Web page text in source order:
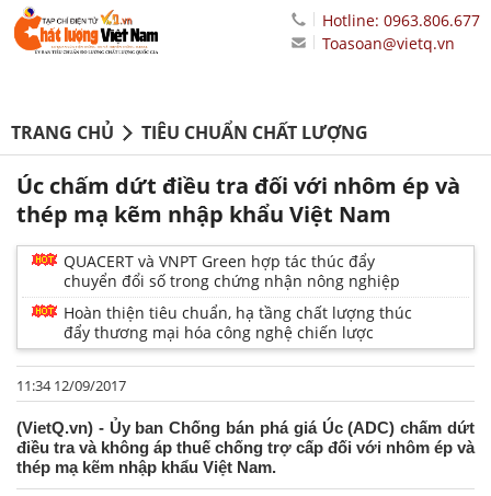
Hotline: 0963.806.677
Toasoan@vietq.vn
TRANG CHỦ TIÊU CHUẨN CHẤT LƯỢNG
Úc chấm dứt điều tra đối với nhôm ép và
thép mạ kẽm nhập khẩu Việt Nam
QUACERT và VNPT Green hợp tác thúc đẩy
chuyển đổi số trong chứng nhận nông nghiệp
Hoàn thiện tiêu chuẩn, hạ tầng chất lượng thúc
đẩy thương mại hóa công nghệ chiến lược
11:34 12/09/2017
(VietQ.vn) - Ủy ban Chống bán phá giá Úc (ADC) chấm dứt
điều tra và không áp thuế chống trợ cấp đối với nhôm ép và
thép mạ kẽm nhập khẩu Việt Nam.